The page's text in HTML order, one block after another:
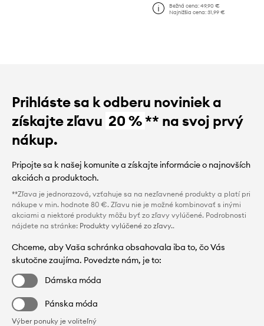
Bežná cena: 49,90 €
Najnižšia cena: 31,99 €
Prihláste sa k odberu noviniek a
získajte zľavu 20 %** na svoj prvý
nákup.
Pripojte sa k našej komunite a získajte informácie o najnovších
akciách a produktoch.
**Zľava je jednorazová, vzťahuje sa na nezľavnené produkty a platí pri
nákupe v min. hodnote 80 €. Zľavu nie je možné kombinovať s inými
akciami a niektoré produkty môžu byť zo zľavy vylúčené. Podrobnosti
nájdete na stránke: Produkty vylúčené zo zľavy..
Chceme, aby Vaša schránka obsahovala iba to, čo Vás
skutočne zaujíma. Povedzte nám, je to:
Dámska móda
Pánska móda
Výber ponuky je voliteľný